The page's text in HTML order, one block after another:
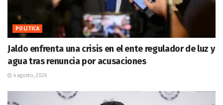
POLITICA
Jaldo enfrenta una crisis en el ente regulador de luz y
agua tras renuncia por acusaciones
4 agosto, 2026